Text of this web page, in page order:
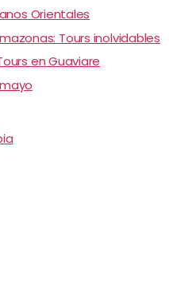
Orientales
Tours inolvidables
en Guaviare